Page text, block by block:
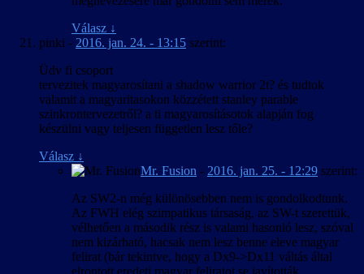
Válasz ↓
pinki - 2016. jan. 24. - 13:15 szerint:
Üdv fi csoport
tervezitek magyarosítani a shadow warrior 2t? és tudtok
valamit a magyaritasokon közzétett stanley parable
szinkrontervezetről? a ti magyarosításotok alapján fog
készülni vagy teljesen független lesz tőle?
Válasz ↓
Mr. Fusion - 2016. jan. 25. - 12:29 szerint:
Az SW2-n még különösebben nem is gondolkodtunk.
Az FWH elég szimpatikus társaság, az SW-t szerettük,
vélhetően a második rész is valami hasonló lesz, szóval
nem kizárható, hacsak nem lesz benne eleve magyar
felirat (bár tekintve, hogy a Dx9->Dx11 váltás által